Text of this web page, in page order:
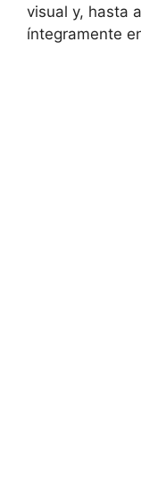
visual y, hasta
íntegramente